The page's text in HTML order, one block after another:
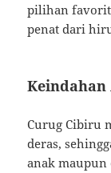
pilihan favorit
penat dari
Keindahan
Curug Cibiru
deras,
anak maupun